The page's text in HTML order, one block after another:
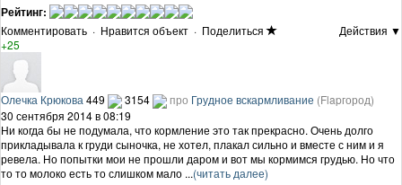
Рейтинг:
Комментировать · Нравится объект · Поделиться
Действия ▼
+25
Олечка Крюкова 449 3154 про Грудное вскармливание (Flapгород)
30 сентября 2014 в 08:19
Ни когда бы не подумала, что кормление это так прекрасно. Очень долго
прикладывала к груди сыночка, не хотел, плакал сильно и вместе с ним и я
ревела. Но попытки мои не прошли даром и вот мы кормимся грудью. Но что
то то молоко есть то слишком мало ...(читать далее)